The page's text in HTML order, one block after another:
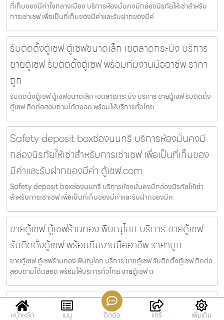
ที่เก็บของมีค่าใจกลางเมือง บริการห้องมั่นคงมีกล่องนิรภัยให้เช่าสำหรับ
การเช่าเซฟ เพื่อเป็นที่เก็บของมีค่าและรับฝากของมีค่
รับติดตั้งตู้เซฟ ตู้เซฟขนาดเล็ก เขตลาดกระบัง บริการ
ขายตู้เซฟ รับติดตั้งตู้เซฟ พร้อมทีมงานมืออาชีพ ราคา
ถูก
รับติดตั้งตู้เซฟ ตู้เซฟขนาดเล็ก เขตลาดกระบัง บริการ ขายตู้เซฟ รับติดตั้ง
ตู้เซฟ ติดต่อสอบถามได้ตลอด พร้อมให้บริการทั่วไทย
Safety deposit boxช่องนนทรี บริการห้องมั่นคงมี
กล่องนิรภัยให้เช่าสำหรับการเช่าเซฟ เพื่อเป็นที่เก็บของ
มีค่าและรับฝากของมีค่า ตู้เซฟ.com
Safety deposit boxช่องนนทรี บริการห้องมั่นคงมีกล่องนิรภัยให้เช่า
สำหรับการเช่าเซฟ เพื่อเป็นที่เก็บของมีค่าและรับฝากของมีค
ขายตู้เซฟ ตู้เซฟร้านทอง พิษณุโลก บริการ ขายตู้เซฟ
รับติดตั้งตู้เซฟ พร้อมทีมงานมืออาชีพ ราคาถูก
ขายตู้เซฟ ตู้เซฟร้านทอง พิษณุโลก บริการ ขายตู้เซฟ รับติดตั้งตู้เซฟ ติดต่อ
สอบถามได้ตลอด พร้อมให้บริการทั่วไทย ขายตู้เซฟ ต
ตู้นิรภัยส่วนตัวพระราม 4 Safe deposit box,
หน้าหลัก เมนู ติดต่อ แชร์ เพิ่มเติม